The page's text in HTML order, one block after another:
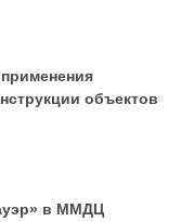
объектов
в ММДЦ